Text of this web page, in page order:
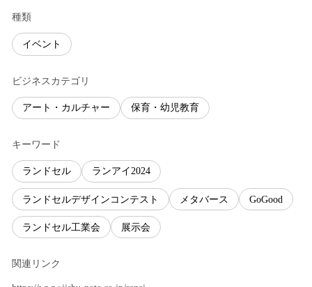
種類
イベント
ビジネスカテゴリ
アート・カルチャー 保育・幼児教育
キーワード
ランドセル ランアイ2024
ランドセルデザインコンテスト メタバース GoGood
ランドセル工業会 展示会
関連リンク